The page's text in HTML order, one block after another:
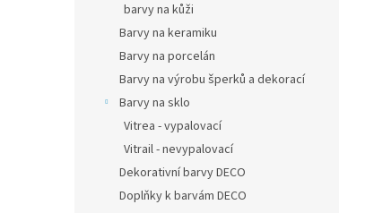
barvy na kůži
Barvy na keramiku
Barvy na porcelán
Barvy na výrobu šperků a dekorací
Barvy na sklo
Vitrea - vypalovací
Vitrail - nevypalovací
Dekorativní barvy DECO
Doplňky k barvám DECO